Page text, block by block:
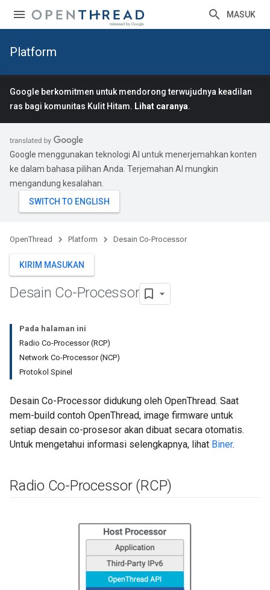
MASUK
Platform
Google berkomitmen untuk mendorong terwujudnya keadilan
ras bagi komunitas Kulit Hitam. Lihat caranya.
Google menggunakan teknologi AI untuk menerjemahkan konten
ke dalam bahasa pilihan Anda. Terjemahan AI mungkin
mengandung kesalahan.
OpenThread Platform Desain Co-Processor
KIRIM MASUKAN
Desain Co-Processor
Pada halaman ini
Radio Co-Processor (RCP)
Network Co-Processor (NCP)
Protokol Spinel
Desain Co-Processor didukung oleh OpenThread. Saat
mem-build contoh OpenThread, image firmware untuk
setiap desain co-prosesor akan dibuat secara otomatis.
Untuk mengetahui informasi selengkapnya, lihat Biner.
Radio Co-Processor (RCP)